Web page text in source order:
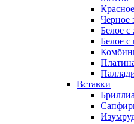
Черное
Белое
Белое с
Вставки